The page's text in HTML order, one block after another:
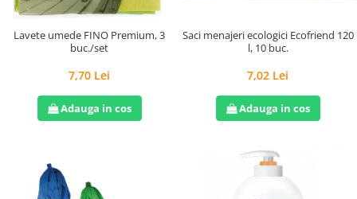
Lavete umede FINO Premium, 3
buc./set
7,70 Lei
Adauga in cos
Saci menajeri ecologici Ecofriend 120
l, 10 buc.
7,02 Lei
Adauga in cos